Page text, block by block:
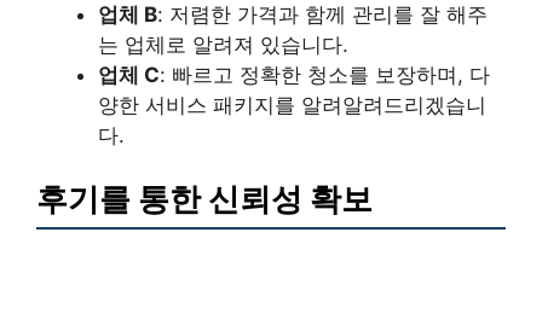
업체 B: 저렴한 가격과 함께 관리를 잘 해주
는 업체로 알려져 있습니다.
업체 C: 빠르고 정확한 청소를 보장하며, 다
양한 서비스 패키지를 알려알려드리겠습니
다.
후기를 통한 신뢰성 확보